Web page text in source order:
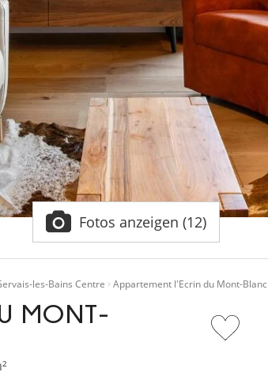
Fotos anzeigen (12)
les-Bains Centre Appartement l'Ecrin du Mont-Blanc
MONT-